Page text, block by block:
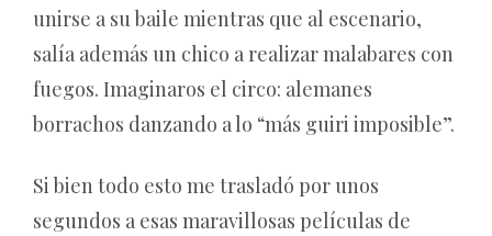
unirse a su baile mientras que al escenario,
salía además un chico a realizar malabares con
fuegos. Imaginaros el circo: alemanes
borrachos danzando a lo “más guiri imposible”.
Si bien todo esto me trasladó por unos
segundos a esas maravillosas películas de